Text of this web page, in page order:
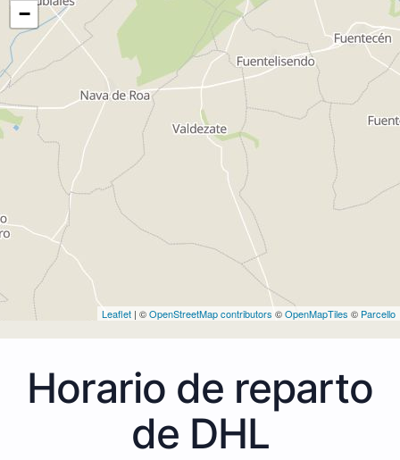
−
Leaflet | ©OpenStreetMap contributors ©OpenMapTiles © Parcello
Horario de reparto
de DHL